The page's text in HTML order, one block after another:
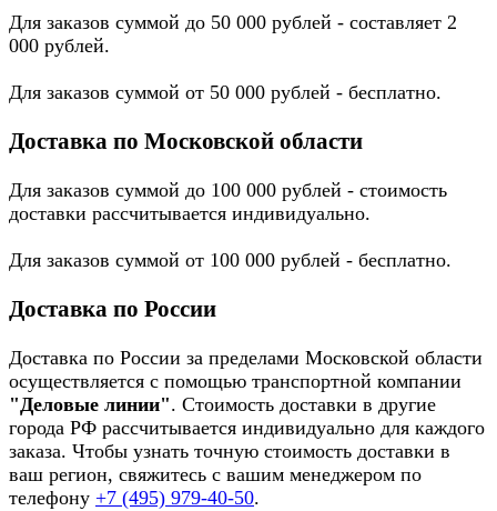
Для заказов суммой до 50 000 рублей - составляет 2
000 рублей.
Для заказов суммой от 50 000 рублей - бесплатно.
Доставка по Московской области
Для заказов суммой до 100 000 рублей - стоимость
доставки рассчитывается индивидуально.
Для заказов суммой от 100 000 рублей - бесплатно.
Доставка по России
Доставка по России за пределами Московской области
осуществляется с помощью транспортной компании
"Деловые линии". Стоимость доставки в другие
города РФ рассчитывается индивидуально для каждого
заказа. Чтобы узнать точную стоимость доставки в
ваш регион, свяжитесь с вашим менеджером по
телефону +7 (495) 979-40-50.